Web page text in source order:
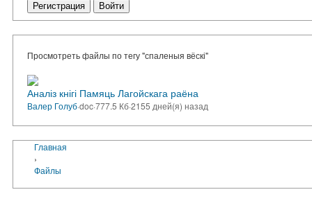
Регистрация Войти
Просмотреть файлы по тегу "спаленыя вёскі"
Аналіз кнігі Памяць Лагойскага раёна
Валер Голуб·doc·777.5 Кб·2155 дней(я) назад
Главная
›
Файлы